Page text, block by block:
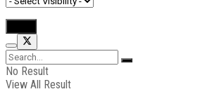
No Result
View All Result